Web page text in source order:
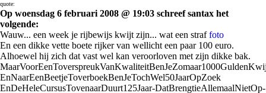
quote:
Op woensdag 6 februari 2008 @ 19:03 schreef santax het
volgende:
Wauw... een week je rijbewijs kwijt zijn... wat een straffoto
En een dikke vette boete rijker van wellicht een paar 100 euro.
Alhoewel hij zich dat vast wel kan veroorloven met zijn dikke bak.
EnNaarEenBeetjeToverboekBenJeTochWel50JaarOpZoek
EnDeHeleCursusTovenaarDuurt125Jaar-DatBrengtieAllemaalNietOp-